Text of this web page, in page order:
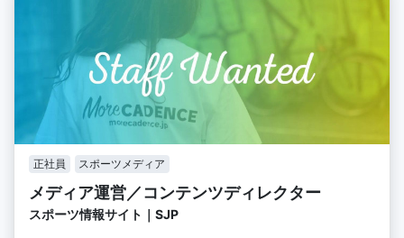
正社員 スポーツメディア
メディア運営／コンテンツディレクター
スポーツ情報サイト｜SJP